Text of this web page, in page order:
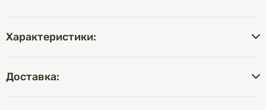
Характеристики:
Доставка: